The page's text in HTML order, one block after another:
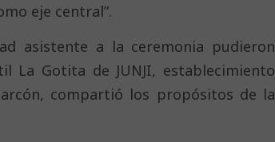
eje central”.
asistente a la ceremonia pudieron
La Gotita de JUNJI, establecimiento
compartió los propósitos de la